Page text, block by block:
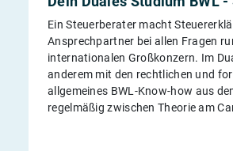
Ein Steuerberater macht
Ansprechpartner bei allen Fragen
internationalen Großkonzern. Im
anderem mit den rechtlichen und
allgemeines BWL-Know-how aus
regelmäßig zwischen Theorie am